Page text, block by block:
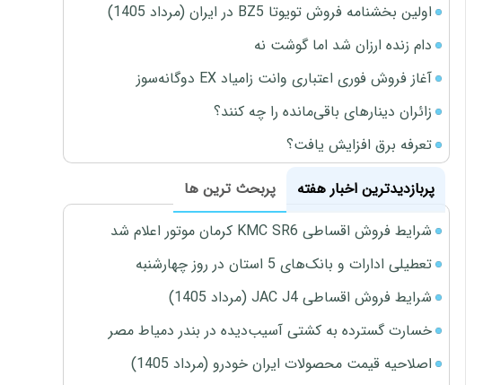
اولین بخشنامه فروش تویوتا BZ5 در ایران (مرداد 1405)
دام زنده ارزان شد اما گوشت نه
آغاز فروش فوری اعتباری وانت زامیاد EX دوگانه‌سوز
زائران دینارهای باقی‌مانده را چه کنند؟
تعرفه برق افزایش یافت؟
پربازدیدترین اخبار هفته
پربحث ترین ها
شرایط فروش اقساطی KMC SR6 کرمان موتور اعلام شد
تعطیلی ادارات و بانک‌های 5 استان در روز چهارشنبه
شرایط فروش اقساطی JAC J4 (مرداد 1405)
خسارت گسترده به کشتی آسیب‌دیده در بندر دمیاط مصر
اصلاحیه قیمت محصولات ایران خودرو (مرداد 1405)